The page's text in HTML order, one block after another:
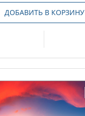
ДОБАВИТЬ В КОРЗИНУ